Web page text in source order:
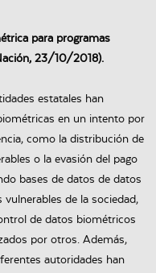
para programas
23/10/2018).
estatales han
en un intento por
como la distribución de
o la evasión del pago
bases de datos de datos
de la sociedad,
de datos biométricos
por otros. Además,
autoridades han